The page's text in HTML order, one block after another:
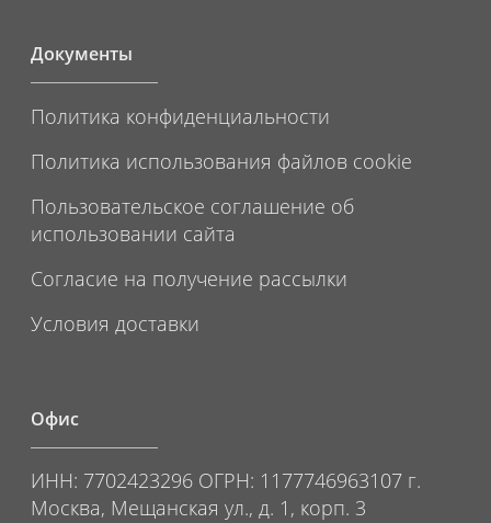
Документы
Политика конфиденциальности
Политика использования файлов cookie
Пользовательское соглашение об
использовании сайта
Согласие на получение рассылки
Условия доставки
Офис
ИНН: 7702423296 ОГРН: 1177746963107 г.
Москва, Мещанская ул., д. 1, корп. 3